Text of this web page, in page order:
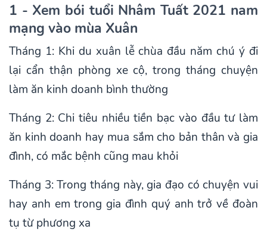
1 - Xem bói tuổi Nhâm Tuất 2021 nam
mạng vào mùa Xuân
Tháng 1: Khi du xuân lễ chùa đầu năm chú ý đi
lại cẩn thận phòng xe cộ, trong tháng chuyện
làm ăn kinh doanh bình thường
Tháng 2: Chi tiêu nhiều tiền bạc vào đầu tư làm
ăn kinh doanh hay mua sắm cho bản thân và gia
đình, có mắc bệnh cũng mau khỏi
Tháng 3: Trong tháng này, gia đạo có chuyện vui
hay anh em trong gia đình quý anh trở về đoàn
tụ từ phương xa